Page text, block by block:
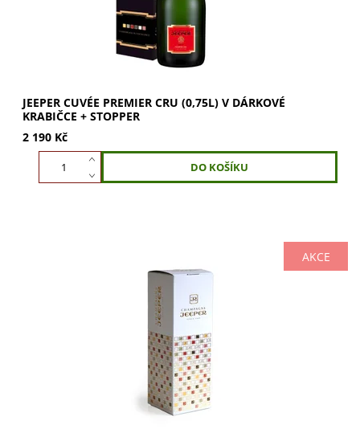
JEEPER CUVÉE PREMIER CRU (0,75L) V DÁRKOVÉ
KRABIČCE + STOPPER
2 190 Kč
AKCE
Dárková bílá krabička Jeeper pro 0,75l láhev se zlatým
embosovaným zdobením. Vytvořte s láhví Jeeper dokonalý